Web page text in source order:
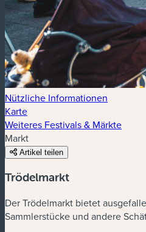
Nützliche Informationen
Karte
Weiteres Festivals & Märkte
Markt
Artikel teilen
Trödelmarkt
Der Trödelmarkt bietet
Sammlerstücke und andere